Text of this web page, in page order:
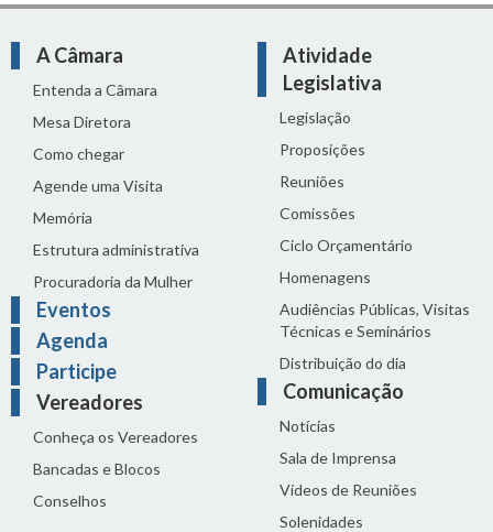
A Câmara
Entenda a Câmara
Mesa Diretora
Como chegar
Agende uma Visita
Memória
Estrutura administrativa
Procuradoria da Mulher
Eventos
Agenda
Participe
Vereadores
Conheça os Vereadores
Bancadas e Blocos
Conselhos
Atividade
Legislativa
Legislação
Proposições
Reuniões
Comissões
Ciclo Orçamentário
Homenagens
Audiências Públicas, Visitas
Técnicas e Seminários
Distribuição do dia
Comunicação
Notícias
Sala de Imprensa
Vídeos de Reuniões
Solenidades